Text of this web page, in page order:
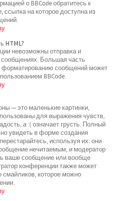
о BBCode обратитесь к
ссылка на которое доступна из
HTML?
невозможны отправка и
сообщениях. Большая часть
форматированию сообщений может
BBCode.
— это маленькие картинки,
для выражения чувств,
а :( означает грусть. Полный
увидеть в форме создания
используя их: они
нечитаемым, и модератор
ваше сообщение или вообще
конференции также может
смайликов, которое можно